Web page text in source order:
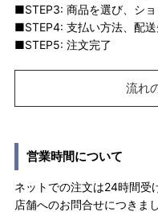
■STEP3: 商品を選び、シ
■STEP4: 支払い方法、配
■STEP5: 注文完了
流れ
営業時間について
ネットでの注文は24時間受
店舗へのお問合せにつきま